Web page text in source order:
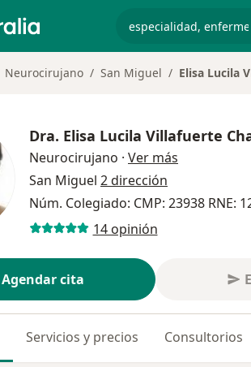
Neurocirujano San Miguel Elisa Lucila
Dra. Elisa Lucila Villafuerte
Neurocirujano · Ver más
San Miguel 2 dirección
Núm. Colegiado: CMP: 23938 RNE:
14 opinión
Agendar cita
Servicios y precios Consultorios